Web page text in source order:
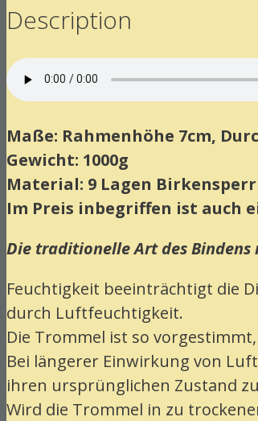
Description
Maße: Rahmenhöhe 7cm,
Gewicht: 1000g
Material: 9 Lagen
Im Preis inbegriffen ist auch
Die traditionelle Art des
Feuchtigkeit beeinträchtigt die
durch Luftfeuchtigkeit.
Die Trommel ist so
Bei längerer Einwirkung von
ihren ursprünglichen Zustand
Wird die Trommel in zu